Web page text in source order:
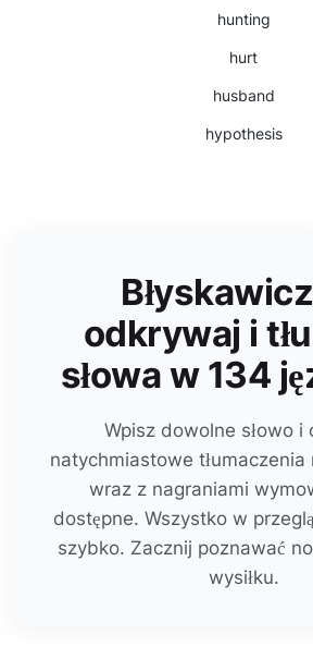
hunting
hurt
husband
hypothesis
odkrywaj i
słowa w 134
Wpisz dowolne słowo i
natychmiastowe tłumaczenia
wraz z nagraniami
dostępne. Wszystko w
szybko. Zacznij poznawać
wysiłku.